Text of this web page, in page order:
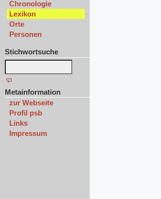
Chronologie
Lexikon
Orte
Personen
Stichwortsuche
Metainformation
zur Webseite
Profil psb
Links
Impressum